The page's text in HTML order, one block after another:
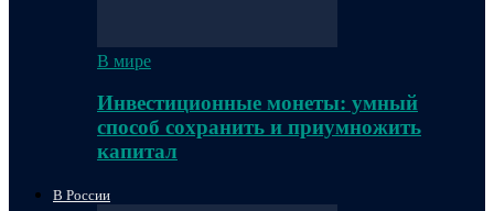
В мире
Инвестиционные монеты: умный
способ сохранить и приумножить
капитал
В России